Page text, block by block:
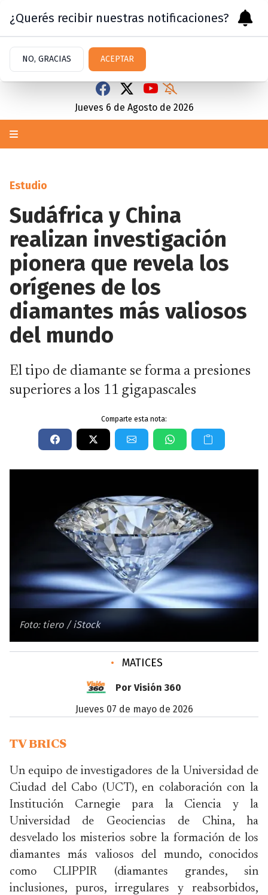
Jueves 6 de Agosto de 2026
Estudio
Sudáfrica y China
realizan investigación
pionera que revela los
orígenes de los
diamantes más valiosos
del mundo
El tipo de diamante se forma a presiones
superiores a los 11 gigapascales
Comparte esta nota:
Foto: tiero / iStock
• MATICES
Por Visión 360
jueves 07 de mayo de 2026
TV BRICS
Un equipo de investigadores de la Universidad de
Ciudad del Cabo (UCT), en colaboración con la
Institución Carnegie para la Ciencia y la
Universidad de Geociencias de China, ha
desvelado los misterios sobre la formación de los
diamantes más valiosos del mundo, conocidos
como CLIPPIR (diamantes grandes, sin
inclusiones, puros, irregulares y reabsorbidos,
¿Querés recibir nuestras notificaciones?
NO, GRACIAS ACEPTAR